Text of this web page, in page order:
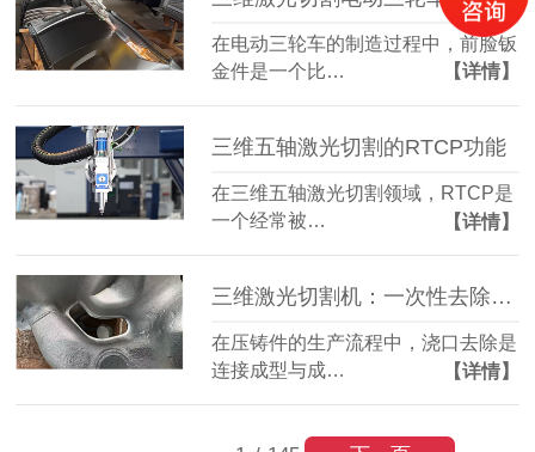
在电动三轮车的制造过程中，前脸钣
金件是一个比…
【详情】
三维五轴激光切割的RTCP功能
在三维五轴激光切割领域，RTCP是
一个经常被…
【详情】
三维激光切割机：一次性去除压铸件浇口，简化后道工序
在压铸件的生产流程中，浇口去除是
连接成型与成…
【详情】